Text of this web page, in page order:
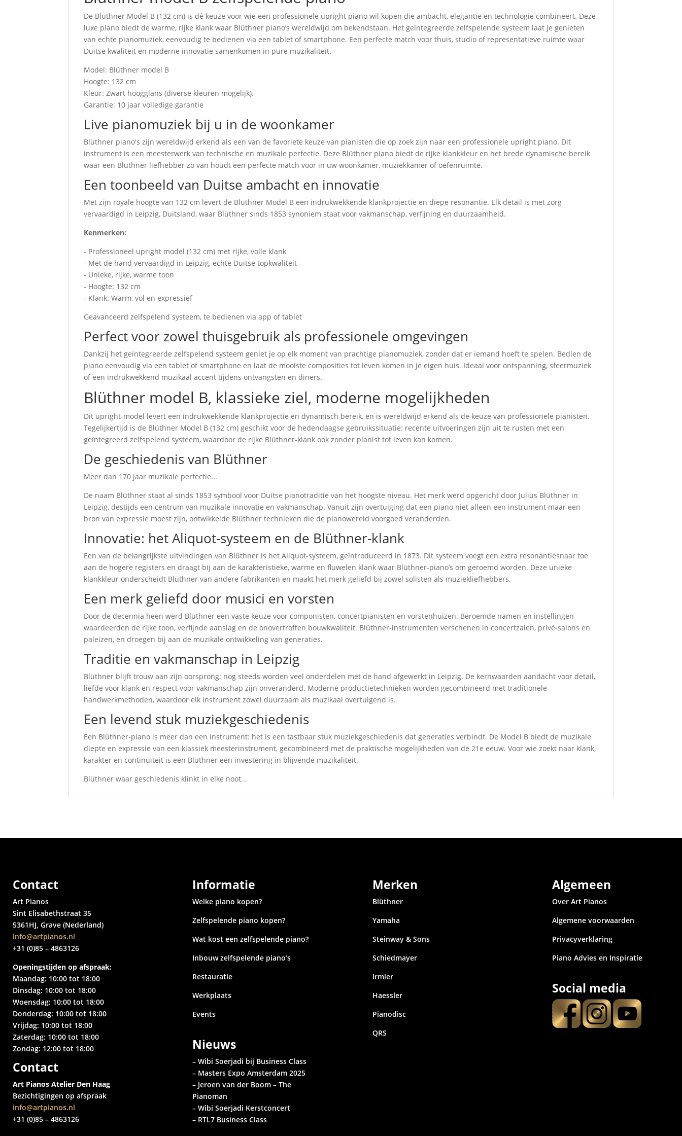
De Blüthner Model B (132 cm) is dé keuze voor wie een professionele upright piano wil kopen die ambacht, elegantie en technologie combineert. Deze
luxe piano biedt de warme, rijke klank waar Blüthner piano’s wereldwijd om bekendstaan. Het geïntegreerde zelfspelende systeem laat je genieten
van echte pianomuziek, eenvoudig te bedienen via een tablet of smartphone. Een perfecte match voor thuis, studio of representatieve ruimte waar
Duitse kwaliteit en moderne innovatie samenkomen in pure muzikaliteit.
Model: Blüthner model B
Hoogte: 132 cm
Kleur: Zwart hoogglans (diverse kleuren mogelijk).
Garantie: 10 jaar volledige garantie
Live pianomuziek bij u in de woonkamer
Blüthner piano's zijn wereldwijd erkend als een van de favoriete keuze van pianisten die op zoek zijn naar een professionele upright piano. Dit
instrument is een meesterwerk van technische en muzikale perfectie. Deze Blüthner piano biedt de rijke klankkleur en het brede dynamische bereik
waar een Blüthner liefhebber zo van houdt een perfecte match voor in uw woonkamer, muziekkamer of oefenruimte.
Een toonbeeld van Duitse ambacht en innovatie
Met zijn royale hoogte van 132 cm levert de Blüthner Model B een indrukwekkende klankprojectie en diepe resonantie. Elk detail is met zorg
vervaardigd in Leipzig, Duitsland, waar Blüthner sinds 1853 synoniem staat voor vakmanschap, verfijning en duurzaamheid.
Kenmerken:
- Professioneel upright model (132 cm) met rijke, volle klank
- Met de hand vervaardigd in Leipzig, echte Duitse topkwaliteit
- Unieke, rijke, warme toon
- Hoogte: 132 cm
- Klank: Warm, vol en expressief
Geavanceerd zelfspelend systeem, te bedienen via app of tablet
Perfect voor zowel thuisgebruik als professionele omgevingen
Dankzij het geïntegreerde zelfspelend systeem geniet je op elk moment van prachtige pianomuziek, zonder dat er iemand hoeft te spelen. Bedien de
piano eenvoudig via een tablet of smartphone en laat de mooiste composities tot leven komen in je eigen huis. Ideaal voor ontspanning, sfeermuziek
of een indrukwekkend muzikaal accent tijdens ontvangsten en diners.
Blüthner model B, klassieke ziel, moderne mogelijkheden
Dit upright-model levert een indrukwekkende klankprojectie en dynamisch bereik, en is wereldwijd erkend als de keuze van professionele pianisten.
Tegelijkertijd is de Blüthner Model B (132 cm) geschikt voor de hedendaagse gebruikssituatie: recente uitvoeringen zijn uit te rusten met een
geïntegreerd zelfspelend systeem, waardoor de rijke Blüthner-klank ook zonder pianist tot leven kan komen.
De geschiedenis van Blüthner
Meer dan 170 jaar muzikale perfectie...
De naam Blüthner staat al sinds 1853 symbool voor Duitse pianotraditie van het hoogste niveau. Het merk werd opgericht door Julius Blüthner in
Leipzig, destijds een centrum van muzikale innovatie en vakmanschap. Vanuit zijn overtuiging dat een piano niet alleen een instrument maar een
bron van expressie moest zijn, ontwikkelde Blüthner technieken die de pianowereld voorgoed veranderden.
Innovatie: het Aliquot-systeem en de Blüthner-klank
Een van de belangrijkste uitvindingen van Blüthner is het Aliquot-systeem, geïntroduceerd in 1873. Dit systeem voegt een extra resonantiesnaar toe
aan de hogere registers en draagt bij aan de karakteristieke, warme en fluwelen klank waar Blüthner-piano’s om geroemd worden. Deze unieke
klankkleur onderscheidt Blüthner van andere fabrikanten en maakt het merk geliefd bij zowel solisten als muziekliefhebbers.
Een merk geliefd door musici en vorsten
Door de decennia heen werd Blüthner een vaste keuze voor componisten, concertpianisten en vorstenhuizen. Beroemde namen en instellingen
waardeerden de rijke toon, verfijnde aanslag en de onovertroffen bouwkwaliteit. Blüthner-instrumenten verschenen in concertzalen, privé-salons en
paleizen, en droegen bij aan de muzikale ontwikkeling van generaties.
Traditie en vakmanschap in Leipzig
Blüthner blijft trouw aan zijn oorsprong: nog steeds worden veel onderdelen met de hand afgewerkt in Leipzig. De kernwaarden aandacht voor detail,
liefde voor klank en respect voor vakmanschap zijn onveranderd. Moderne productietechnieken worden gecombineerd met traditionele
handwerkmethoden, waardoor elk instrument zowel duurzaam als muzikaal overtuigend is.
Een levend stuk muziekgeschiedenis
Een Blüthner-piano is meer dan een instrument: het is een tastbaar stuk muziekgeschiedenis dat generaties verbindt. De Model B biedt de muzikale
diepte en expressie van een klassiek meesterinstrument, gecombineerd met de praktische mogelijkheden van de 21e eeuw. Voor wie zoekt naar klank,
karakter en continuïteit is een Blüthner een investering in blijvende muzikaliteit.
Blüthner waar geschiedenis klinkt in elke noot...
Contact
Art Pianos
Sint Elisabethstraat 35
5361HJ, Grave (Nederland)
info@artpianos.nl
+31 (0)85 – 4863126
Openingstijden op afspraak:
Maandag: 10:00 tot 18:00
Dinsdag: 10:00 tot 18:00
Woensdag: 10:00 tot 18:00
Donderdag: 10:00 tot 18:00
Vrijdag: 10:00 tot 18:00
Zaterdag: 10:00 tot 18:00
Zondag: 12:00 tot 18:00
Contact
Art Pianos Atelier Den Haag
Bezichtigingen op afspraak
info@artpianos.nl
+31 (0)85 – 4863126
Informatie
Welke piano kopen?
Zelfspelende piano kopen?
Wat kost een zelfspelende piano?
Inbouw zelfspelende piano’s
Restauratie
Werkplaats
Events
Nieuws
– Wibi Soerjadi bij Business Class
– Masters Expo Amsterdam 2025
– Jeroen van der Boom – The
Pianoman
– Wibi Soerjadi Kerstconcert
– RTL7 Business Class
Merken
Blüthner
Yamaha
Steinway & Sons
Schiedmayer
Irmler
Haessler
Pianodisc
QRS
Algemeen
Over Art Pianos
Algemene voorwaarden
Privacyverklaring
Piano Advies en Inspiratie
Social media